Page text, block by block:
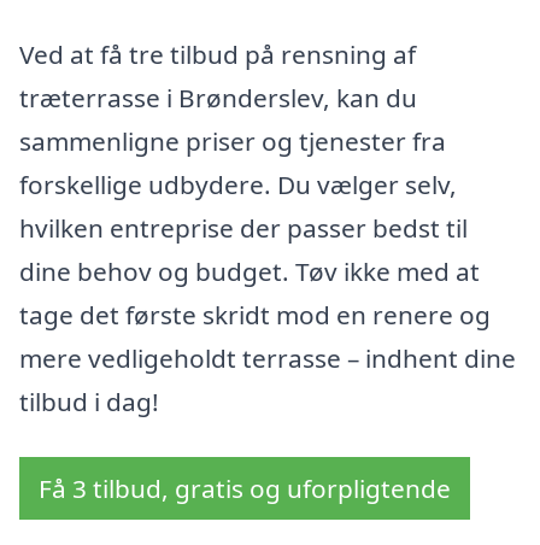
Ved at få tre tilbud på rensning af
træterrasse i Brønderslev, kan du
sammenligne priser og tjenester fra
forskellige udbydere. Du vælger selv,
hvilken entreprise der passer bedst til
dine behov og budget. Tøv ikke med at
tage det første skridt mod en renere og
mere vedligeholdt terrasse – indhent dine
tilbud i dag!
Få 3 tilbud, gratis og uforpligtende